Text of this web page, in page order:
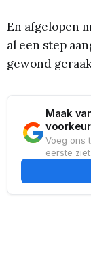
En afgelopen
al een step
gewond
Maak
Voeg ons
eerste ziet.